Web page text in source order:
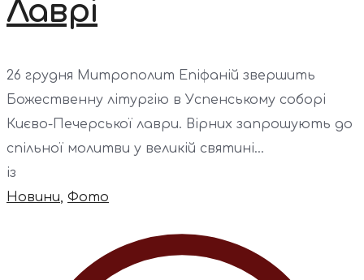
Лаврі
26 грудня Митрополит Епіфаній звершить
Божественну літургію в Успенському соборі
Києво-Печерської лаври. Вірних запрошують до
спільної молитви у великій святині...
із
Новини Фото